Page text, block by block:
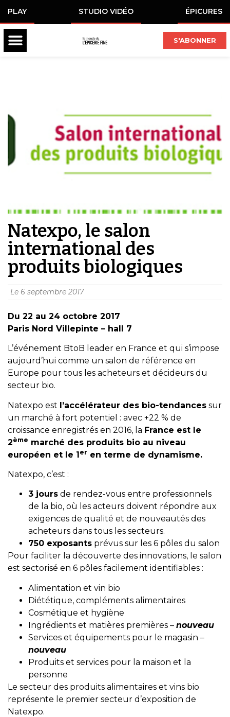
PLAY STUDIO VIDÉO ÉPICURES
S'ABONNER
Natexpo, le salon
international des
produits biologiques
Le 6 septembre 2017
Du 22 au 24 octobre 2017
Paris Nord Villepinte – hall 7
L’événement BtoB leader en France et qui s’impose
aujourd’hui comme un salon de référence en
Europe pour tous les acheteurs et décideurs du
secteur bio.
Natexpo est l’accélérateur des bio-tendances sur
un marché à fort potentiel : avec +22 % de
croissance enregistrés en 2016, la France est le
2ème marché des produits bio au niveau
européen et le 1er en terme de dynamisme.
Natexpo, c’est :
3 jours de rendez-vous entre professionnels
de la bio, où les acteurs doivent répondre aux
exigences de qualité et de nouveautés des
acheteurs dans tous les secteurs.
750 exposants prévus sur les 6 pôles du salon
Pour faciliter la découverte des innovations, le salon
est sectorisé en 6 pôles facilement identifiables :
Alimentation et vin bio
Diététique, compléments alimentaires
Cosmétique et hygiène
Ingrédients et matières premières – nouveau
Services et équipements pour le magasin –
nouveau
Produits et services pour la maison et la
personne
Le secteur des produits alimentaires et vins bio
représente le premier secteur d’exposition de
Natexpo.